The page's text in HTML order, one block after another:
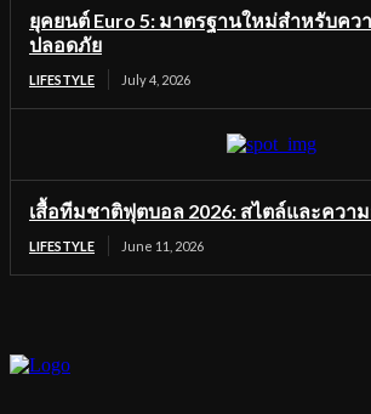
ยุคยนต์ Euro 5: มาตรฐานใหม่สำหรับคว
ปลอดภัย
LIFESTYLE July 4, 2026
เสื้อทีมชาติฟุตบอล 2026: สไตล์และควา
LIFESTYLE June 11, 2026